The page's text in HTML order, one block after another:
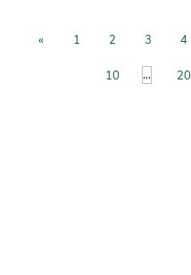
« 1 2 3 4
10 ... 20